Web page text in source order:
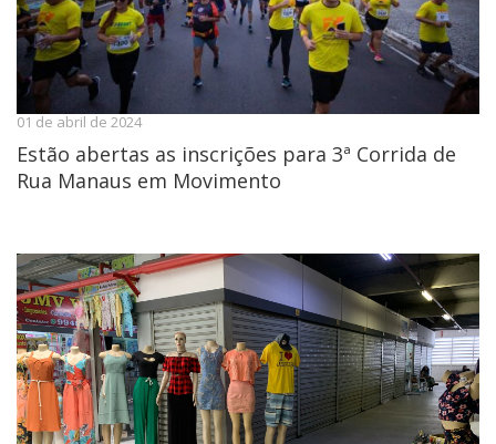
01 de abril de 2024
Estão abertas as inscrições para 3ª Corrida de
Rua Manaus em Movimento